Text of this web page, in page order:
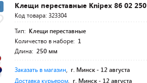
Клещи переставные Knipex 86 02 250
Код товара: 323304
Тип: Клещи переставные
Количество в наборе: 1
Длина: 250 мм
Заказать в магазин, г. Минск - 12 августа
Доставка курьером, г. Минск - 12 августа